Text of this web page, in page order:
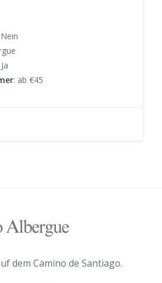
: ab €45
dem Camino de Santiago.